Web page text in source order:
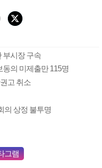
부시장 구속
의 미제출만 115명
고 취소
의 상정 불투명
그램